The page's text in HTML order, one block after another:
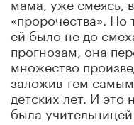
«пророчества». Но
ей было не до
прогнозам, она
множество
заложив тем
детских лет. И это
была